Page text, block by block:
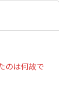
のは何故で